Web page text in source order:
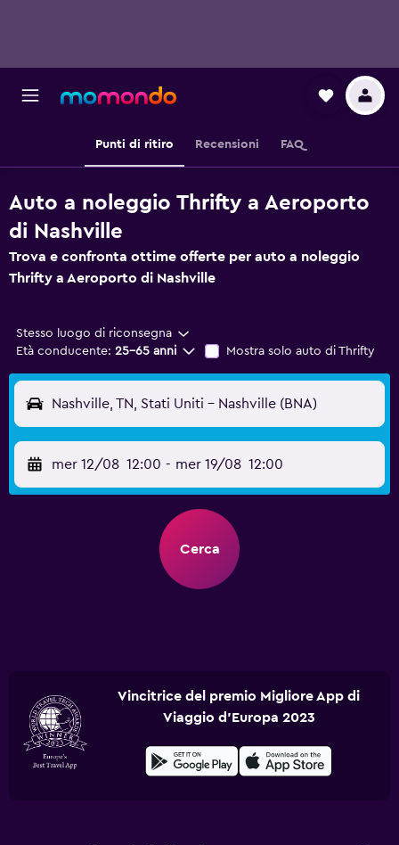
Punti di ritiro Recensioni FAQ
Auto a noleggio Thrifty a Aeroporto
di Nashville
Trova e confronta ottime offerte per auto a noleggio
Thrifty a Aeroporto di Nashville
Stesso luogo di riconsegna
Età conducente: 25-65 anni Mostra solo auto di Thrifty
Nashville, TN, Stati Uniti - Nashville (BNA)
mer 12/08 12:00 - mer 19/08 12:00
Cerca
Vincitrice del premio Migliore App di
Viaggio d'Europa 2023